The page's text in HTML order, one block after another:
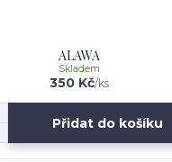
ALAWA
350 Kč/ks
Skladem
Přidat do košíku